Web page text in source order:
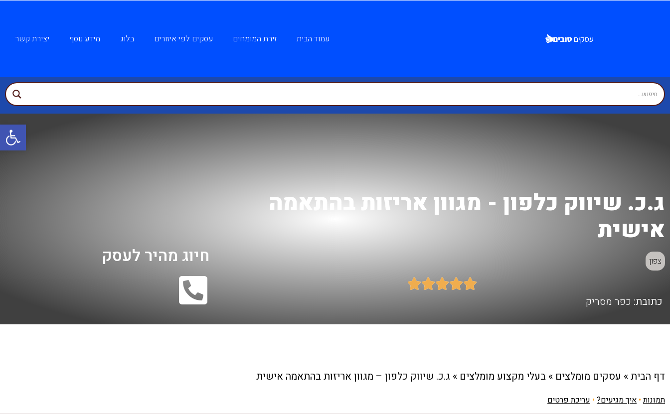
עמוד הבית זירת המומחים עסקים לפי איזורים בלוג מידע נוסף יצירת קשר
ג.כ. שיווק כלפון - מגוון אריזות בהתאמה
אישית
צפון





כתובת: כפר מסריק
חיוג מהיר לעסק
דף הבית» עסקים מומלצים » בעלי מקצוע מומלצים » ג.כ. שיווק כלפון – מגוון אריזות בהתאמה אישית
תמונות• איך מגיעים? • עריכת פרטים